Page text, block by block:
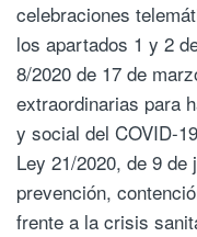
celebraciones
los apartados 1 y 2
8/2020 de 17 de
extraordinarias para
y social del COVID-
Ley 21/2020, de 9
prevención,
frente a la crisis